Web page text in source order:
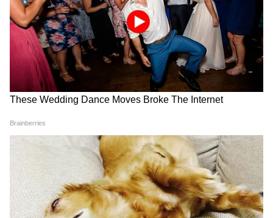
Image Credit : Asianet News
উত্তরবঙ্গেবৃষ্টিপাত অব্যাহত থাকবে, তবে তার
পরিমাণ কিছুটা কমবে বলে জানিয়েছে আবহাওয়া
দফতর।
6